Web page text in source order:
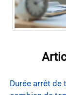
Durée arrêt